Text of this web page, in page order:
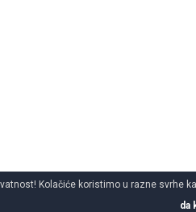
Kolačiće koristimo u razne
da